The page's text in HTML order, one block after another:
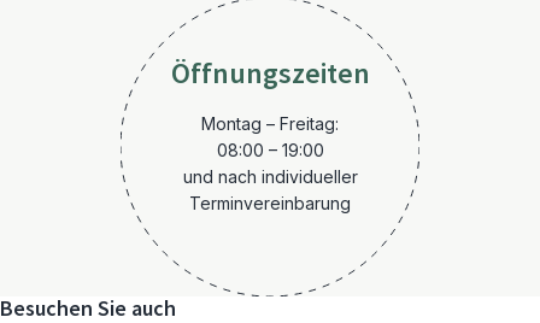
Öffnungszeiten
Montag – Freitag:
08:00 – 19:00
und nach individueller
Terminvereinbarung
Besuchen Sie auch